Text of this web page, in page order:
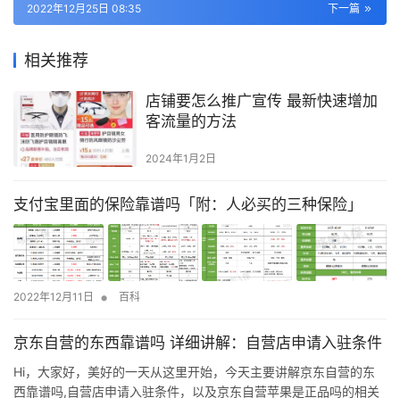
下一篇
2022年12月25日 08:35
相关推荐
店铺要怎么推广宣传 最新快速增加
客流量的方法
2024年1月2日
支付宝里面的保险靠谱吗「附：人必买的三种保险」
2022年12月11日 • 百科
京东自营的东西靠谱吗 详细讲解：自营店申请入驻条件
Hi，大家好，美好的一天从这里开始，今天主要讲解京东自营的东
西靠谱吗,自营店申请入驻条件，以及京东自营苹果是正品吗的相关